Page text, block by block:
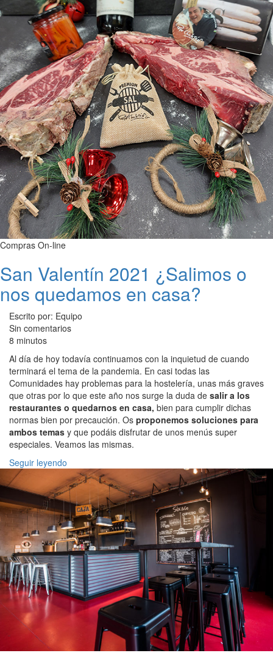
Compras On-line
San Valentín 2021 ¿Salimos o
nos quedamos en casa?
Escrito por: Equipo
Sin comentarios
8 minutos
Al día de hoy todavía continuamos con la inquietud de cuando
terminará el tema de la pandemia. En casi todas las
Comunidades hay problemas para la hostelería, unas más graves
que otras por lo que este año nos surge la duda de salir a los
restaurantes o quedarnos en casa, bien para cumplir dichas
normas bien por precaución. Os proponemos soluciones para
ambos temas y que podáis disfrutar de unos menús super
especiales. Veamos las mismas.
Seguir leyendo